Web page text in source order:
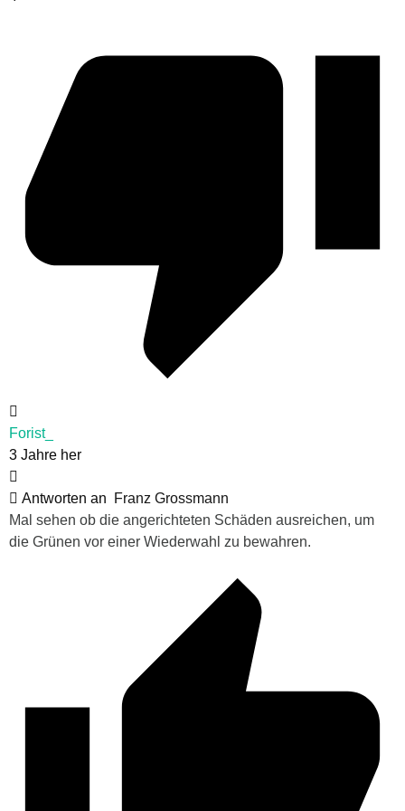
Forist_
3 Jahre her
Antworten an
Franz Grossmann
Mal sehen ob die angerichteten Schäden ausreichen, um
die Grünen vor einer Wiederwahl zu bewahren.